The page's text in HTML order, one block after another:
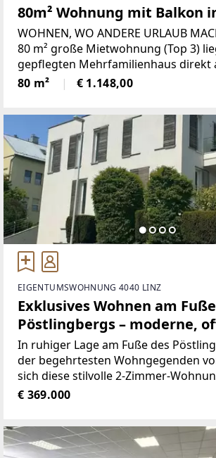
80m² Wohnung mit Balkon
Niederranna
WOHNEN, WO ANDERE URLAUB
80 m² große Mietwohnung (Top 3)
gepflegten Mehrfamilienhaus direkt
Donau – ein Ort, an dem Ruhe, Natur
perfekt miteinander verschmelzen.
80 m² € 1.148,00
EIGENTUMSWOHNUNG 4040 LINZ
Exklusives Wohnen am
Pöstlingbergs – moderne,
geräumige Wohnung mit
Aussichtsterrasse!
In ruhiger Lage am Fuße des
der begehrtesten Wohngegenden
sich diese stilvolle 2-Zimmer-
Wohnfläche von ca. 63 m² sowie
€ 369.000